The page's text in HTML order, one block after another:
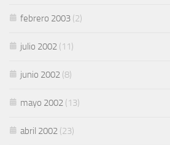
febrero 2003 (2)
julio 2002 (11)
junio 2002 (8)
mayo 2002 (13)
abril 2002 (23)